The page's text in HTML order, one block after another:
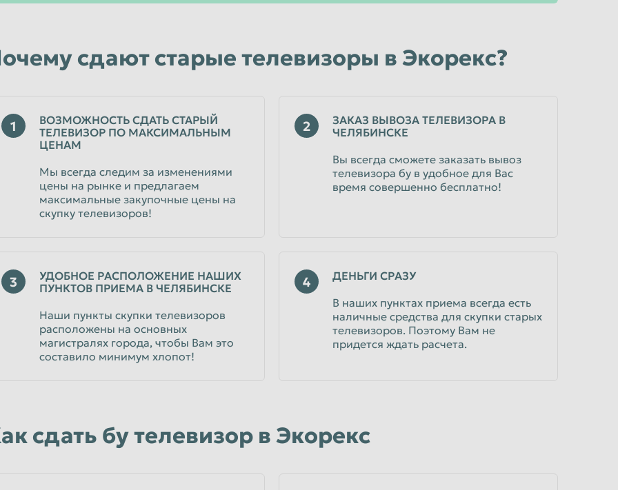
сдают старые телевизоры в Экорекс?
1
ВОЗМОЖНОСТЬ СДАТЬ СТАРЫЙ
ТЕЛЕВИЗОР ПО МАКСИМАЛЬНЫМ
ЦЕНАМ
Мы всегда следим за изменениями
цены на рынке и предлагаем
максимальные закупочные цены на
скупку телевизоров!
2
ЗАКАЗ ВЫВОЗА ТЕЛЕВИЗОРА В
ЧЕЛЯБИНСКЕ
Вы всегда сможете заказать вывоз
телевизора бу в удобное для Вас
время совершенно бесплатно!
3
УДОБНОЕ РАСПОЛОЖЕНИЕ НАШИХ
ПУНКТОВ ПРИЕМА В ЧЕЛЯБИНСКЕ
Наши пункты скупки телевизоров
расположены на основных
магистралях города, чтобы Вам это
составило минимум хлопот!
4
ДЕНЬГИ СРАЗУ
В наших пунктах приема всегда есть
наличные средства для скупки старых
телевизоров. Поэтому Вам не
придется ждать расчета.
сдать бу телевизор в Экорекс